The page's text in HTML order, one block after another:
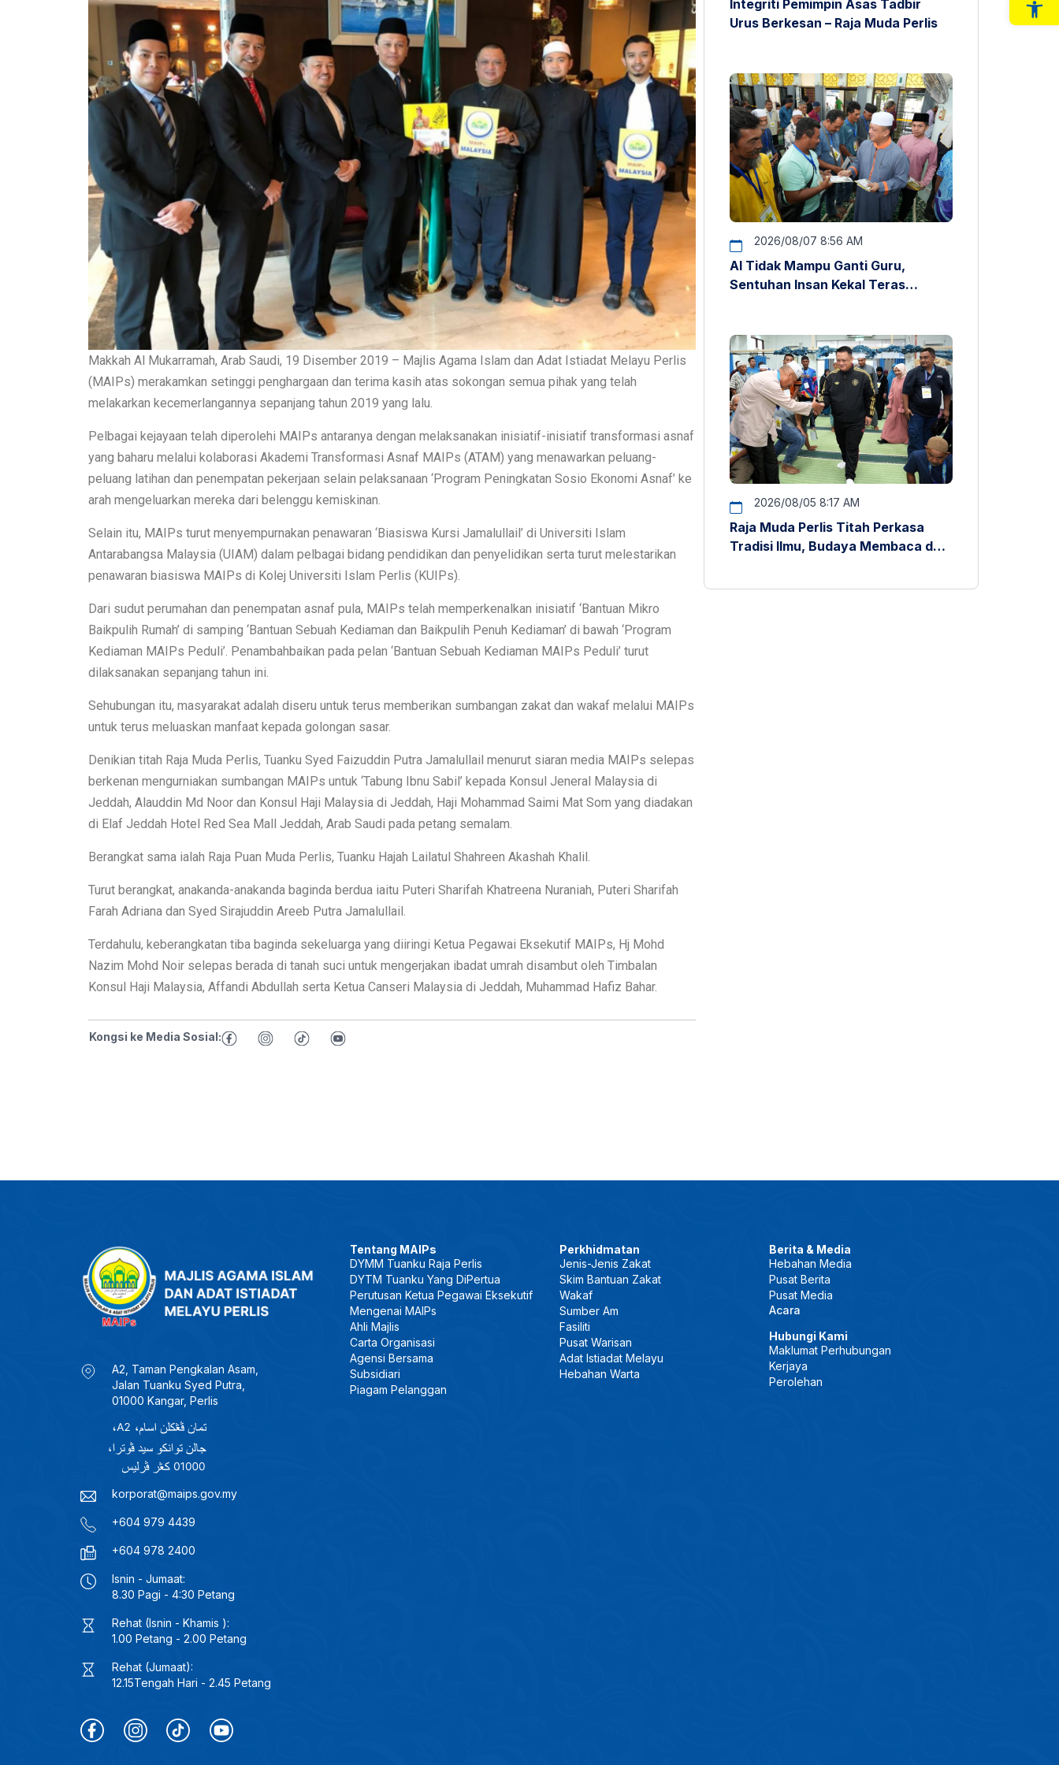
Makkah Al Mukarramah, Arab Saudi, 19 Disember 2019 – Majlis Agama Islam dan Adat Istiadat Melayu Perlis
(MAIPs) merakamkan setinggi penghargaan dan terima kasih atas sokongan semua pihak yang telah
melakarkan kecemerlangannya sepanjang tahun 2019 yang lalu.
Pelbagai kejayaan telah diperolehi MAIPs antaranya dengan melaksanakan inisiatif-inisiatif transformasi asnaf
yang baharu melalui kolaborasi Akademi Transformasi Asnaf MAIPs (ATAM) yang menawarkan peluang-
peluang latihan dan penempatan pekerjaan selain pelaksanaan ‘Program Peningkatan Sosio Ekonomi Asnaf’ ke
arah mengeluarkan mereka dari belenggu kemiskinan.
Selain itu, MAIPs turut menyempurnakan penawaran ‘Biasiswa Kursi Jamalullail’ di Universiti Islam
Antarabangsa Malaysia (UIAM) dalam pelbagai bidang pendidikan dan penyelidikan serta turut melestarikan
penawaran biasiswa MAIPs di Kolej Universiti Islam Perlis (KUIPs).
Dari sudut perumahan dan penempatan asnaf pula, MAIPs telah memperkenalkan inisiatif ‘Bantuan Mikro
Baikpulih Rumah’ di samping ‘Bantuan Sebuah Kediaman dan Baikpulih Penuh Kediaman’ di bawah ‘Program
Kediaman MAIPs Peduli’. Penambahbaikan pada pelan ‘Bantuan Sebuah Kediaman MAIPs Peduli’ turut
dilaksanakan sepanjang tahun ini.
Sehubungan itu, masyarakat adalah diseru untuk terus memberikan sumbangan zakat dan wakaf melalui MAIPs
untuk terus meluaskan manfaat kepada golongan sasar.
Denikian titah Raja Muda Perlis, Tuanku Syed Faizuddin Putra Jamalullail menurut siaran media MAIPs selepas
berkenan mengurniakan sumbangan MAIPs untuk ‘Tabung Ibnu Sabil’ kepada Konsul Jeneral Malaysia di
Jeddah, Alauddin Md Noor dan Konsul Haji Malaysia di Jeddah, Haji Mohammad Saimi Mat Som yang diadakan
di Elaf Jeddah Hotel Red Sea Mall Jeddah, Arab Saudi pada petang semalam.
Berangkat sama ialah Raja Puan Muda Perlis, Tuanku Hajah Lailatul Shahreen Akashah Khalil.
Turut berangkat, anakanda-anakanda baginda berdua iaitu Puteri Sharifah Khatreena Nuraniah, Puteri Sharifah
Farah Adriana dan Syed Sirajuddin Areeb Putra Jamalullail.
Terdahulu, keberangkatan tiba baginda sekeluarga yang diiringi Ketua Pegawai Eksekutif MAIPs, Hj Mohd
Nazim Mohd Noir selepas berada di tanah suci untuk mengerjakan ibadat umrah disambut oleh Timbalan
Konsul Haji Malaysia, Affandi Abdullah serta Ketua Canseri Malaysia di Jeddah, Muhammad Hafiz Bahar.
Kongsi ke Media Sosial:
Integriti Pemimpin Asas Tadbir
Urus Berkesan – Raja Muda Perlis
2026/08/07 8:56 AM
AI Tidak Mampu Ganti Guru,
Sentuhan Insan Kekal Teras
2026/08/05 8:17 AM
Raja Muda Perlis Titah Perkasa
Tradisi Ilmu, Budaya Membaca dan
A2, Taman Pengkalan Asam,
Jalan Tuanku Syed Putra,
01000 Kangar, Perlis
korporat@maips.gov.my
+604 979 4439
+604 978 2400
Isnin - Jumaat:
8.30 Pagi - 4:30 Petang
Rehat (Isnin - Khamis ):
1.00 Petang - 2.00 Petang
Rehat (Jumaat):
12.15Tengah Hari - 2.45 Petang
Tentang MAIPs
DYMM Tuanku Raja Perlis
DYTM Tuanku Yang DiPertua
Perutusan Ketua Pegawai Eksekutif
Mengenai MAIPs
Ahli Majlis
Carta Organisasi
Agensi Bersama
Subsidiari
Piagam Pelanggan
Perkhidmatan
Jenis-Jenis Zakat
Skim Bantuan Zakat
Wakaf
Sumber Am
Fasiliti
Pusat Warisan
Adat Istiadat Melayu
Hebahan Warta
Berita & Media
Hebahan Media
Pusat Berita
Pusat Media
Acara
Hubungi Kami
Maklumat Perhubungan
Kerjaya
Perolehan